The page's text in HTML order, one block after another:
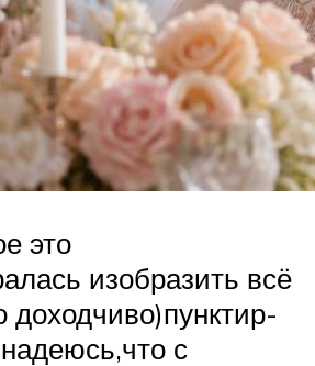
это
изобразить всё
доходчиво)пунктир-
с